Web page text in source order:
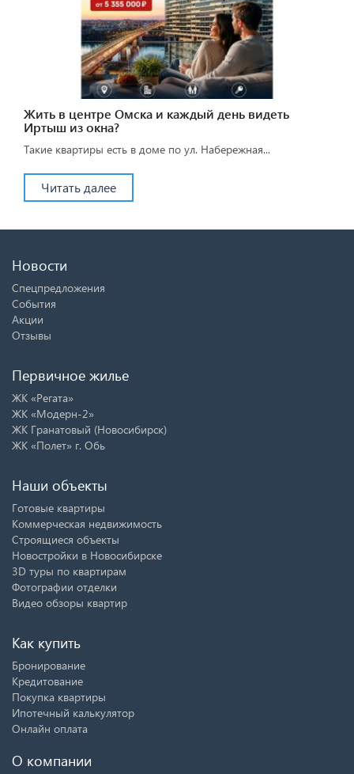
Жить в центре Омска и каждый день видеть
Иртыш из окна?
Такие квартиры есть в доме по ул. Набережная...
Читать далее
Новости
Спецпредложения
События
Акции
Отзывы
Первичное жилье
ЖК «Регата»
ЖК «Модерн-2»
ЖК Гранатовый (Новосибирск)
ЖК «Полет» г. Обь
Наши объекты
Готовые квартиры
Коммерческая недвижимость
Строящиеся объекты
Новостройки в Новосибирске
3D туры по квартирам
Фотографии отделки
Видео обзоры квартир
Как купить
Бронирование
Кредитование
Покупка квартиры
Ипотечный калькулятор
Онлайн оплата
О компании